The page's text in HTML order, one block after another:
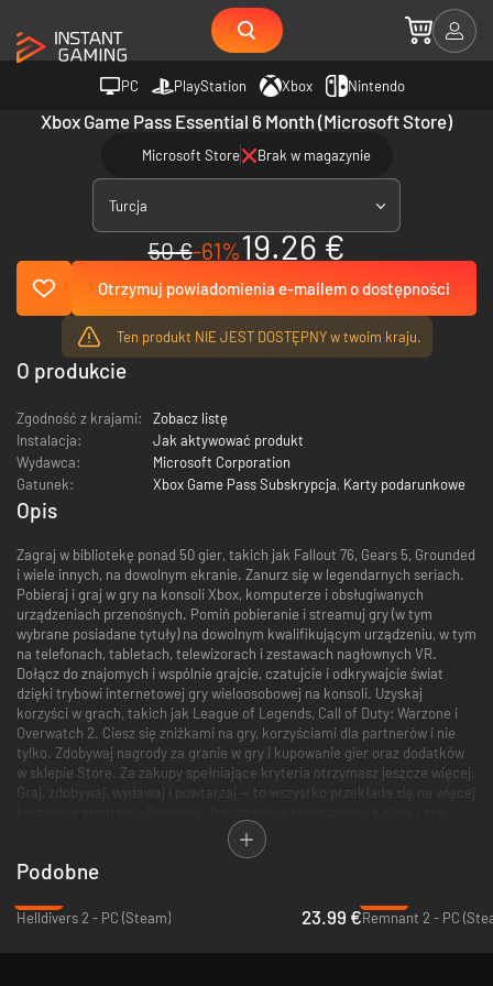
PC PlayStation Xbox Nintendo
Xbox Game Pass Essential 6 Month (Microsoft Store)
Microsoft Store Brak w magazynie
Turcja
50 €-61%19.26 €
Otrzymuj powiadomienia e-mailem o dostępności
Ten produkt NIE JEST DOSTĘPNY w twoim kraju.
O produkcie
Zgodność z krajami:
Zobacz listę
Instalacja:
Jak aktywować produkt
Wydawca:
Microsoft Corporation
Gatunek:
Xbox Game Pass Subskrypcja, Karty podarunkowe
Opis
Zagraj w bibliotekę ponad 50 gier, takich jak Fallout 76, Gears 5, Grounded
i wiele innych, na dowolnym ekranie. Zanurz się w legendarnych seriach.
Pobieraj i graj w gry na konsoli Xbox, komputerze i obsługiwanych
urządzeniach przenośnych. Pomiń pobieranie i streamuj gry (w tym
wybrane posiadane tytuły) na dowolnym kwalifikującym urządzeniu, w tym
na telefonach, tabletach, telewizorach i zestawach nagłownych VR.
Dołącz do znajomych i wspólnie grajcie, czatujcie i odkrywajcie świat
dzięki trybowi internetowej gry wieloosobowej na konsoli. Uzyskaj
korzyści w grach, takich jak League of Legends, Call of Duty: Warzone i
Overwatch 2. Ciesz się zniżkami na gry, korzyściami dla partnerów i nie
tylko. Zdobywaj nagrody za granie w gry i kupowanie gier oraz dodatków
w sklepie Store. Za zakupy spełniające kryteria otrzymasz jeszcze więcej.
Graj, zdobywaj, wydawaj i powtarzaj — to wszystko przekłada się na więcej
Zaloguj się, aby zobaczyć dostępne oferty. Oferty promocyjne mogą nie
ograniczony czas. Po upływie okresu promocyjnego subskrypcja będzie
Podobne
Helldivers 2 - PC (Steam)
23.99 €Remnant 2 - PC